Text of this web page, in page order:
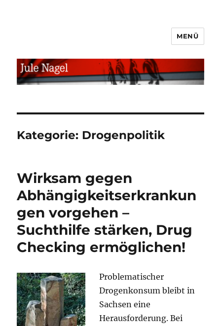
MENÜ
Kategorie: Drogenpolitik
Wirksam gegen
Abhängigkeitserkrankun
gen vorgehen –
Suchthilfe stärken, Drug
Checking ermöglichen!
Problematischer
Drogenkonsum bleibt in
Sachsen eine
Herausforderung. Bei